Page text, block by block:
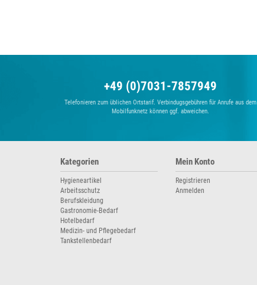
+49 (0)7031-7857949
Telefonieren zum üblichen Ortstarif. Verbindugsgebühren für Anrufe aus dem
Mobilfunknetz können ggf. abweichen.
Kategorien
Hygieneartikel
Arbeitsschutz
Berufskleidung
Gastronomie-Bedarf
Hotelbedarf
Medizin- und Pflegebedarf
Tankstellenbedarf
Mein Konto
Registrieren
Anmelden